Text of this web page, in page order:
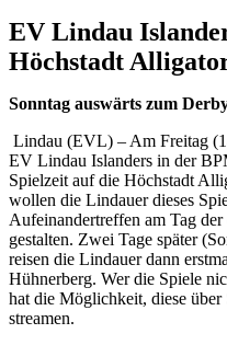
EV Lindau
Höchstadt
Sonntag auswärts zum
Lindau (EVL) – Am Freitag
EV Lindau Islanders in der
Spielzeit auf die Höchstadt
wollen die Lindauer dieses
Aufeinandertreffen am Tag
gestalten. Zwei Tage später
reisen die Lindauer dann
Hühnerberg. Wer die Spiele
hat die Möglichkeit, diese
streamen.